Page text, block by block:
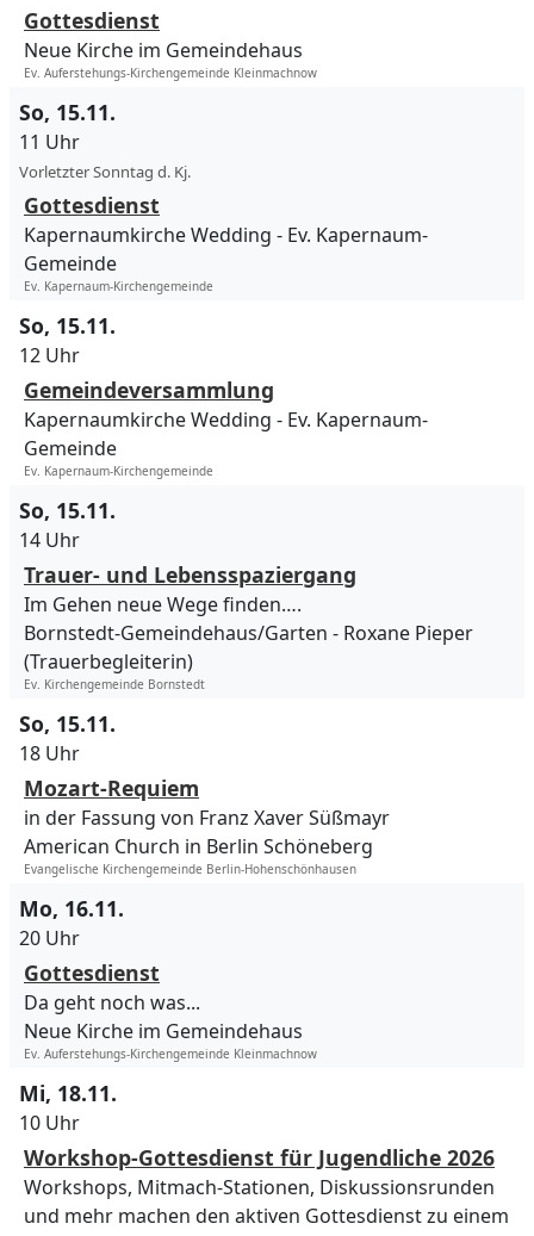
Gottesdienst
Neue Kirche im Gemeindehaus
Ev. Auferstehungs-Kirchengemeinde Kleinmachnow
So, 15.11.
11 Uhr
Vorletzter Sonntag d. Kj.
Gottesdienst
Kapernaumkirche Wedding
Ev. Kapernaum-
Gemeinde
Ev. Kapernaum-Kirchengemeinde
So, 15.11.
12 Uhr
Gemeindeversammlung
Kapernaumkirche Wedding
Ev. Kapernaum-
Gemeinde
Ev. Kapernaum-Kirchengemeinde
So, 15.11.
14 Uhr
Trauer- und Lebensspaziergang
Im Gehen neue Wege finden….
Bornstedt-Gemeindehaus/Garten
Roxane Pieper
(Trauerbegleiterin)
Ev. Kirchengemeinde Bornstedt
So, 15.11.
18 Uhr
Mozart-Requiem
in der Fassung von Franz Xaver Süßmayr
American Church in Berlin Schöneberg
Evangelische Kirchengemeinde Berlin-Hohenschönhausen
Mo, 16.11.
20 Uhr
Gottesdienst
Da geht noch was...
Neue Kirche im Gemeindehaus
Ev. Auferstehungs-Kirchengemeinde Kleinmachnow
Mi, 18.11.
10 Uhr
Workshop-Gottesdienst für Jugendliche 2026
Workshops, Mitmach-Stationen, Diskussionsrunden
und mehr machen den aktiven Gottesdienst zu einem